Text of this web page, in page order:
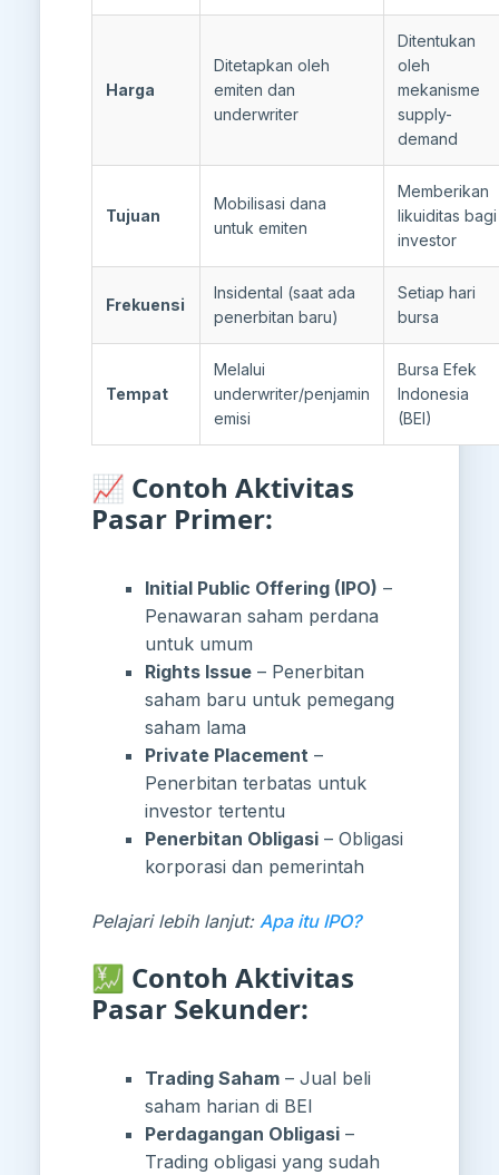
Harga
Ditetapkan oleh
emiten dan
underwriter
Ditentukan
oleh
mekanisme
supply-
demand
Tujuan
Mobilisasi dana
untuk emiten
Memberikan
likuiditas bagi
investor
Frekuensi
Insidental (saat ada
penerbitan baru)
Setiap hari
bursa
Tempat
Melalui
underwriter/penjamin
emisi
Bursa Efek
Indonesia
(BEI)
📈 Contoh Aktivitas
Pasar Primer:
Initial Public Offering (IPO) –
Penawaran saham perdana
untuk umum
Rights Issue – Penerbitan
saham baru untuk pemegang
saham lama
Private Placement –
Penerbitan terbatas untuk
investor tertentu
Penerbitan Obligasi – Obligasi
korporasi dan pemerintah
Pelajari lebih lanjut: Apa itu IPO?
💹 Contoh Aktivitas
Pasar Sekunder:
Trading Saham – Jual beli
saham harian di BEI
Perdagangan Obligasi –
Trading obligasi yang sudah